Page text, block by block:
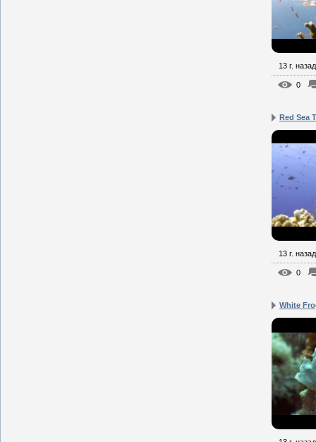
13 г. назад
0
Red Sea
13 г. назад
0
White